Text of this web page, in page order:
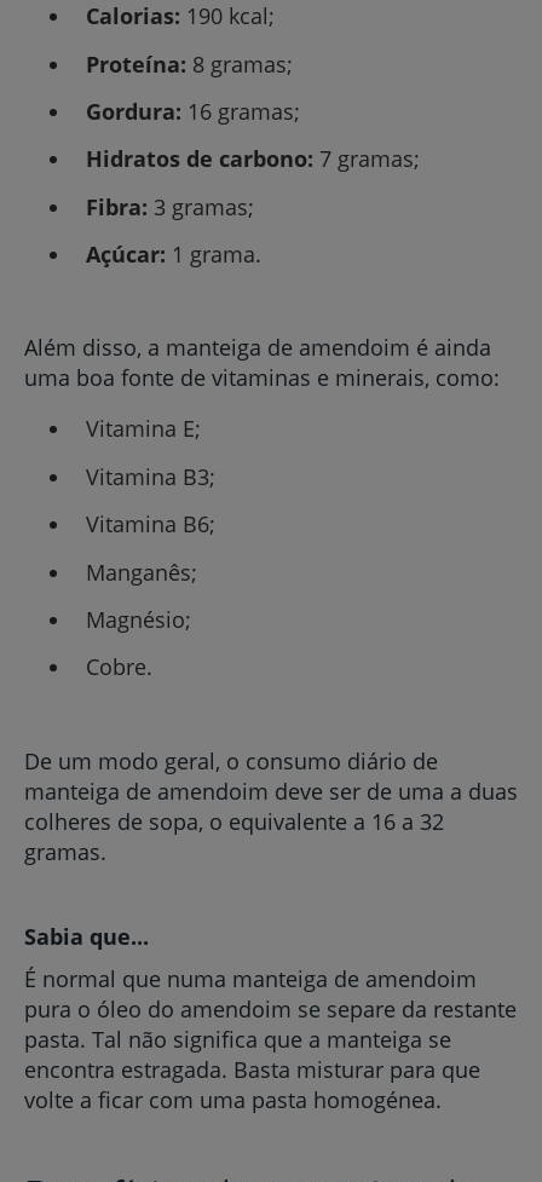
Calorias: 190 kcal;
Proteína: 8 gramas;
Gordura: 16 gramas;
Hidratos de carbono: 7 gramas;
Fibra: 3 gramas;
Açúcar: 1 grama.
Além disso, a manteiga de amendoim é ainda
uma boa fonte de vitaminas e minerais, como:
Vitamina E;
Vitamina B3;
Vitamina B6;
Manganês;
Magnésio;
Cobre.
De um modo geral, o consumo diário de
manteiga de amendoim deve ser de uma a duas
colheres de sopa, o equivalente a 16 a 32
gramas.
Sabia que...
É normal que numa manteiga de amendoim
pura o óleo do amendoim se separe da restante
pasta. Tal não significa que a manteiga se
encontra estragada. Basta misturar para que
volte a ficar com uma pasta homogénea.